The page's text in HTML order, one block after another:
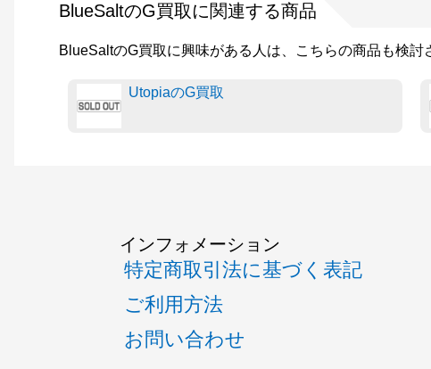
BlueSaltのG買取に関連する商品
BlueSaltのG買取に興味がある人は、こちらの商品も検討
UtopiaのG買取
インフォメーション
特定商取引法に基づく表記
ご利用方法
お問い合わせ